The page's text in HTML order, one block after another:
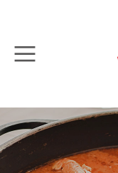
Overslaan en naar
Zoeken